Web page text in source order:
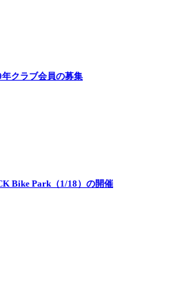
年クラブ会員の募集
Bike Park（1/18）の開催